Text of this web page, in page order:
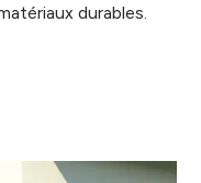
durables.